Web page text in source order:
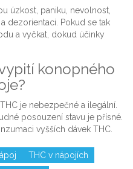
úzkost, paniku, nevolnost,
dezorientaci. Pokud se tak
a vyčkat, dokud účinky
konopného
je nebezpečné a ilegální.
posouzení stavu je přísné.
vyšších dávek THC.
THC v nápojích